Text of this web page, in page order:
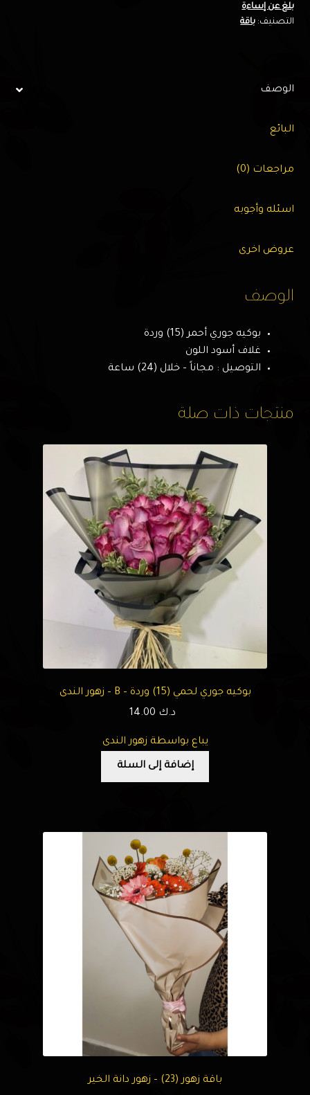
وردة
-
الندى
بلغ عن إساءة
التصنيف: باقة
الوصف
البائع
مراجعات (0)
اسئله وأجوبه
عروض اخرى
الوصف
بوكيه جوري أحمر (15) وردة
غلاف أسود اللون
التوصيل : مجاناً – خلال (24) ساعة
منتجات ذات صلة
بوكيه جوري لحمي (15) وردة – B – زهور الندى
د.ك
يباع بواسطة زهور الندى
إضافة إلى السلة
باقة زهور (23) – زهور دانة الخير